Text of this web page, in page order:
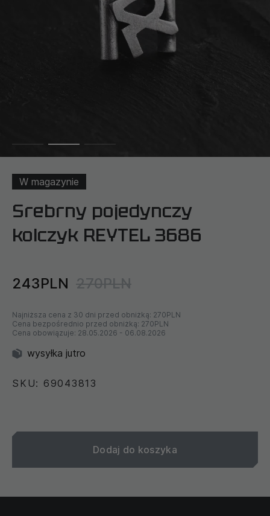
W magazynie
Srebrny pojedynczy
kolczyk REYTEL 3686
243PLN 270PLN
Najniższa cena z 30 dni przed obniżką: 270PLN
Cena bezpośrednio przed obniżką: 270PLN
Cena obowiązuje: 28.05.2026 - 06.08.2026
wysyłka jutro
SKU: 69043813
Dodaj do koszyka